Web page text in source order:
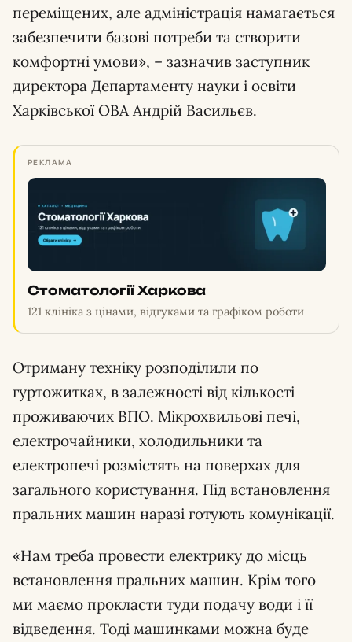
переміщених, але адміністрація намагається
забезпечити базові потреби та створити
комфортні умови», – зазначив заступник
директора Департаменту науки і освіти
Харківської ОВА Андрій Васильєв.
РЕКЛАМА
Стоматології Харкова
121 клініка з цінами, відгуками та графіком роботи
Отриману техніку розподілили по
гуртожитках, в залежності від кількості
проживаючих ВПО. Мікрохвильові печі,
електрочайники, холодильники та
електропечі розмістять на поверхах для
загального користування. Під встановлення
пральних машин наразі готують комунікації.
«Нам треба провести електрику до місць
встановлення пральних машин. Крім того
ми маємо прокласти туди подачу води і її
відведення. Тоді машинками можна буде